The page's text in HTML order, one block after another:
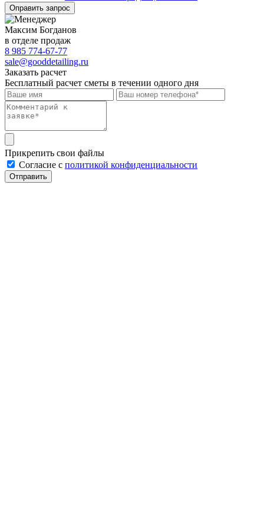
Оправить запрос
Максим Богданов
в отделе продаж
8 985 774-67-77
sale@gooddetailing.ru
Заказать расчет
Бесплатный расчет сметы в течении одного дня
Прикрепить свои файлы
Cогласие с политикой конфиденциальности
Отправить